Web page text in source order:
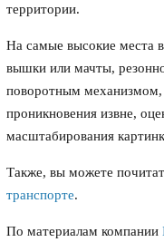
территории.
На самые высокие места
вышки или мачты,
поворотным механизмом,
проникновения извне,
масштабирования
Также, вы можете
транспорте.
По материалам компании